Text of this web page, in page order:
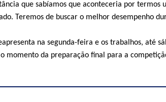
que sabíamos que aconteceria por termos
Teremos de buscar o melhor desempenho
na segunda-feira e os trabalhos, até
momento da preparação final para a